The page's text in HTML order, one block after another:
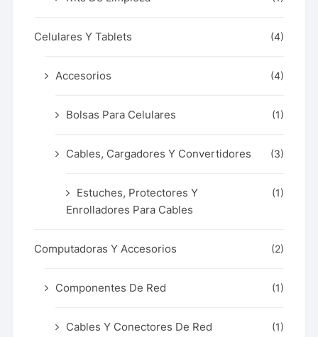
Celulares Y Tablets (4)
Accesorios (4)
Bolsas Para Celulares (1)
Cables, Cargadores Y Convertidores (3)
Estuches, Protectores Y
Enrolladores Para Cables
(1)
Computadoras Y Accesorios (2)
Componentes De Red (1)
Cables Y Conectores De Red (1)